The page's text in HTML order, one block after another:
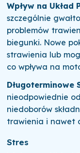
Wpływ na Układ
szczególnie
problemów
biegunki. Nowe
strawienia lub
co wpływa na
Długoterminowe
nieodpowiednie
niedoborów
trawienia i nawet
Stres